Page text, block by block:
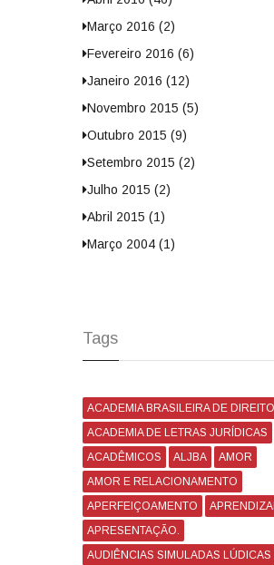
Março 2016 (2)
Fevereiro 2016 (6)
Janeiro 2016 (12)
Novembro 2015 (5)
Outubro 2015 (9)
Setembro 2015 (2)
Julho 2015 (2)
Abril 2015 (1)
Março 2004 (1)
Tags
ACADEMIA BRASILEIRA DE
ACADEMIA DE LETRAS JURÍDICAS
ACADÊMICOS
ALJBA
AMOR
AMOR E RELACIONAMENTO
APERFEIÇOAMENTO
APRESENTAÇÃO.
AUDIÊNCIAS SIMULADAS LÚDICAS